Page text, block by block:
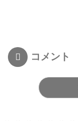
コメント